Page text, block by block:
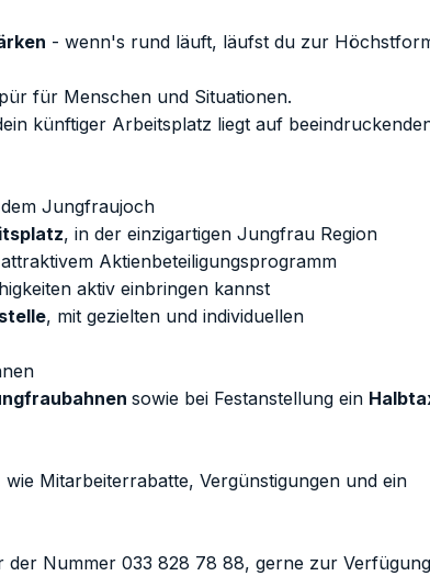
- wenn's rund läuft, läufst du zur
für Menschen und Situationen.
künftiger Arbeitsplatz liegt auf
Jungfraujoch
, in der einzigartigen Jungfrau Region
Aktienbeteiligungsprogramm
aktiv einbringen kannst
, mit gezielten und individuellen
sowie bei Festanstellung ein
wie Mitarbeiterrabatte, Vergünstigungen und ein
der Nummer 033 828 78 88, gerne zur